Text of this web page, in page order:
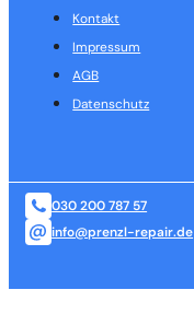
Kontakt
Impressum
AGB
Datenschutz
030 200 787 57
info@prenzl-repair.de